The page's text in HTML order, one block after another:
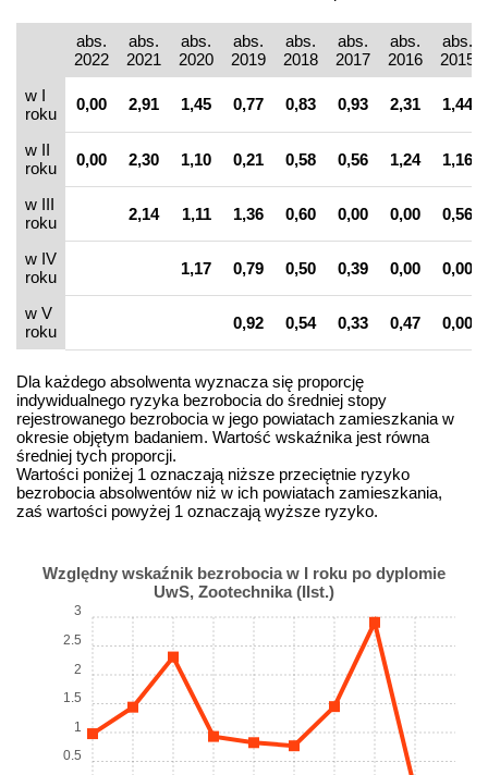
abs.
2022
abs.
2021
abs.
2020
abs.
2019
abs.
2018
abs.
2017
abs.
2016
abs.
2015
w I
roku
0,00 2,91 1,45 0,77 0,83 0,93 2,31 1,44
w II
roku
0,00 2,30 1,10 0,21 0,58 0,56 1,24 1,16
w III
roku
2,14 1,11 1,36 0,60 0,00 0,00 0,56
w IV
roku
1,17 0,79 0,50 0,39 0,00 0,00
w V
roku
0,92 0,54 0,33 0,47 0,00
Dla każdego absolwenta wyznacza się proporcję
indywidualnego ryzyka bezrobocia do średniej stopy
rejestrowanego bezrobocia w jego powiatach zamieszkania w
okresie objętym badaniem. Wartość wskaźnika jest równa
średniej tych proporcji.
Wartości poniżej 1 oznaczają niższe przeciętnie ryzyko
bezrobocia absolwentów niż w ich powiatach zamieszkania,
zaś wartości powyżej 1 oznaczają wyższe ryzyko.
Względny wskaźnik bezrobocia w I roku po dyplomie
UwS, Zootechnika (IIst.)
0.5
1
1.5
2
2.5
3